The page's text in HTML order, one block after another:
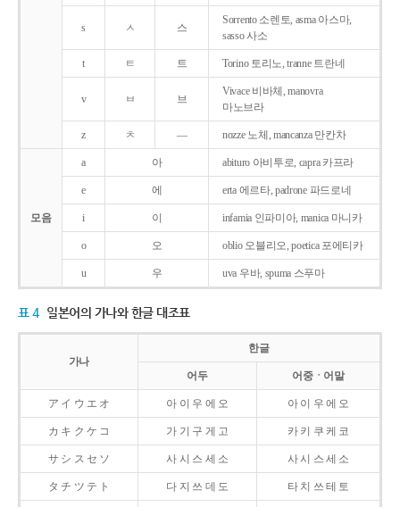
s ㅅ 스
Sorrento 소렌토, asma 아스마,
sasso 사소
t ㅌ 트 Torino 토리노, tranne 트란네
v ㅂ 브
Vivace 비바체, manovra
마노브라
z ㅊ ― nozze 노체, mancanza 만칸차
모음
a 아 abituro 아비투로, capra 카프라
e 에 erta 에르타, padrone 파드로네
i 이 infamia 인파미아, manica 마니카
o 오 oblio 오블리오, poetica 포에티카
u 우 uva 우바, spuma 스푸마
표 4 일본어의 가나와 한글 대조표
가나
한글
어두 어중ㆍ어말
ア イ ウ エ オ 아 이 우 에 오 아 이 우 에 오
カ キ ク ケ コ 가 기 구 게 고 카 키 쿠 케 코
サ シ ス セ ソ 사 시 스 세 소 사 시 스 세 소
タ チ ツ テ ト 다 지 쓰 데 도 타 치 쓰 테 토